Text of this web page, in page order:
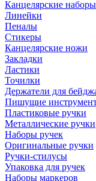
Канцелярские наборы
Линейки
Пеналы
Стикеры
Канцелярские ножи
Закладки
Ластики
Точилки
Держатели для
Пишущие
Пластиковые ручки
Металлические ручки
Наборы ручек
Оригинальные ручки
Ручки-стилусы
Упаковка для ручек
Наборы маркеров